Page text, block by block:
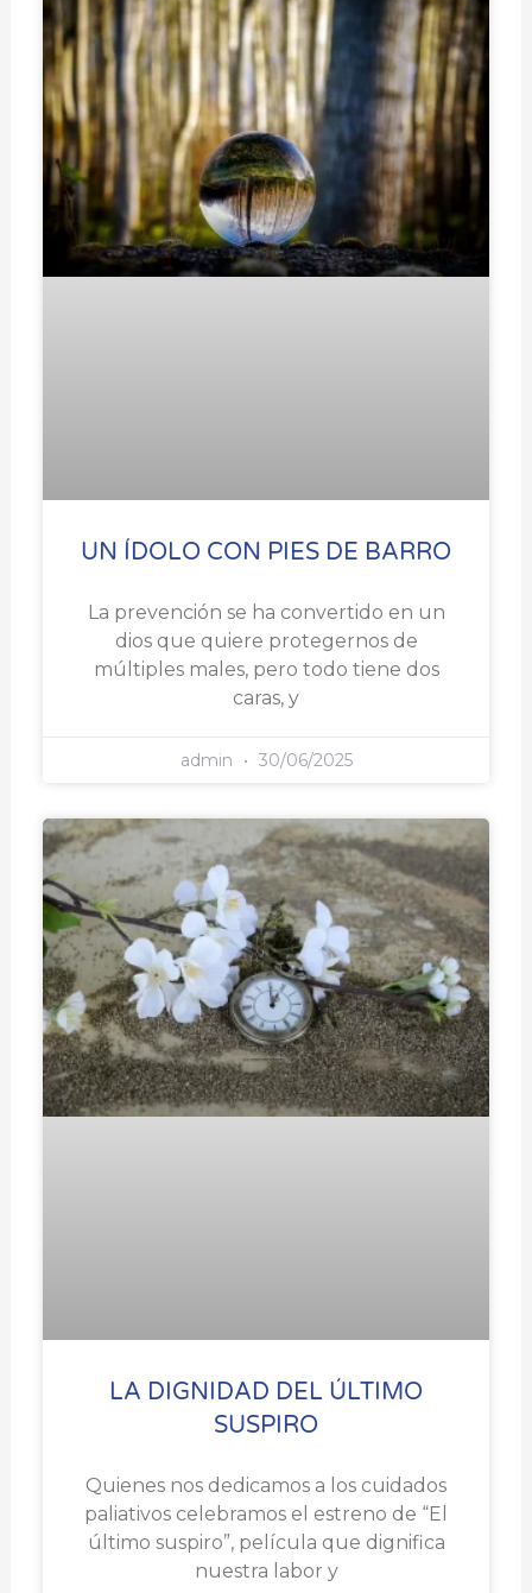
UN ÍDOLO CON PIES DE BARRO
La prevención se ha convertido en un
dios que quiere protegernos de
múltiples males, pero todo tiene dos
caras, y
admin 30/06/2025
LA DIGNIDAD DEL ÚLTIMO
SUSPIRO
Quienes nos dedicamos a los cuidados
paliativos celebramos el estreno de “El
último suspiro”, película que dignifica
nuestra labor y